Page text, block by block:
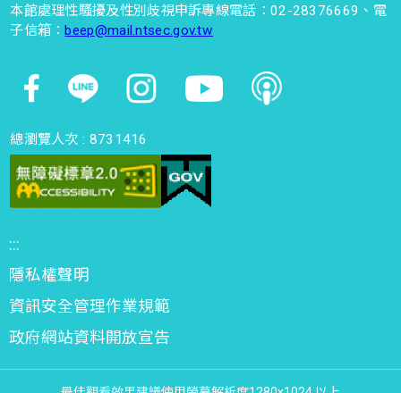
本館處理性騷擾及性別歧視申訴專線電話：02-28376669、電
子信箱：beep@mail.ntsec.gov.tw
總瀏覽人次 : 8731416
:::
隱私權聲明
資訊安全管理作業規範
政府網站資料開放宣告